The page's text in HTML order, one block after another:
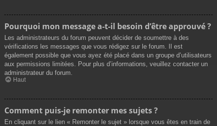
Pourquoi mon message a-t-il besoin d’être approuvé ?
Les administrateurs du forum peuvent décider de soumettre à des
vérifications les messages que vous rédigez sur le forum. Il est
également possible que vous ayez été placé dans un groupe d’utilisateurs
aux permissions limitées. Pour plus d’informations, veuillez contacter un
administrateur du forum.
Haut
Comment puis-je remonter mes sujets ?
En cliquant sur le lien « Remonter le sujet » lorsque vous êtes en train de